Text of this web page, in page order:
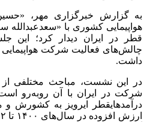
به گزارش خبرگزاری مهر،
هواپیمایی کشوری با «سعدعبدالله
قطر در ایران دیدار کرد؛
چالش‌های فعالیت شرکت هواپیمایی
داشت.
در این نشست، مباحث مختلفی
شرکت در ایران با آن روبه‌رو
درآمدهایقطر ایرویز به کشورش و